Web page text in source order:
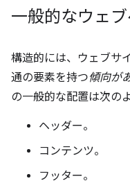
一般的なウェ
構造的には、ウェブサ
通の要素を持つ傾向が
の一般的な配置は次の
ヘッダー。
コンテンツ。
フッター。